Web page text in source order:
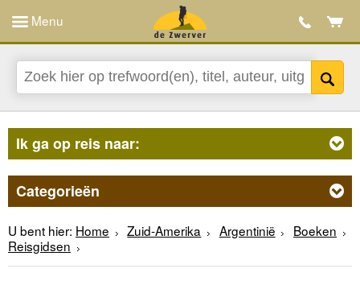
Menu
Ik ga op reis naar:
Categorieën
U bent hier: Home Zuid-Amerika Argentinië
Boeken
Reisgidsen